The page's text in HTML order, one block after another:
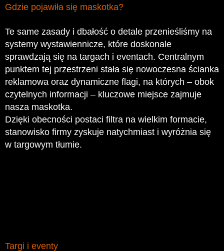
Gdzie pojawiła się maskotka?
Te same zasady i dbałość o detale przenieśliśmy na
systemy wystawiennicze, które doskonale
sprawdzają się na targach i eventach. Centralnym
punktem tej przestrzeni stała się nowoczesna ścianka
reklamowa oraz dynamiczne flagi, na których – obok
czytelnych informacji – kluczowe miejsce zajmuje
nasza maskotka.
Dzięki obecności postaci filtra na wielkim formacie,
stanowisko firmy zyskuje natychmiast i wyróżnia się
w targowym tłumie.
Targi i eventy